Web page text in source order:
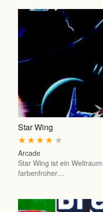
Star Wing
★
★
★
★
★
Arcade
Star Wing ist ein
farbenfroher…